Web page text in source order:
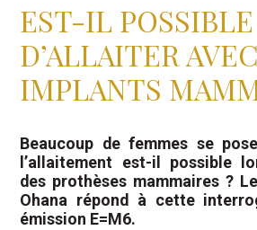
EST-IL POSSIBLE
D’ALLAITER
IMPLANTS
Beaucoup de femmes se
l’allaitement est-il possible
des prothèses mammaires ?
Ohana répond à cette
émission E=M6.